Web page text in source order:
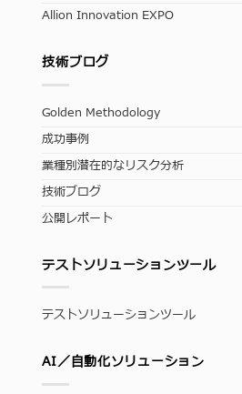
Allion Innovation EXPO
技術ブログ
Golden Methodology
成功事例
業種別潜在的なリスク分析
技術ブログ
公開レポート
テストソリューションツール
テストソリューションツール
AI／自動化ソリューション